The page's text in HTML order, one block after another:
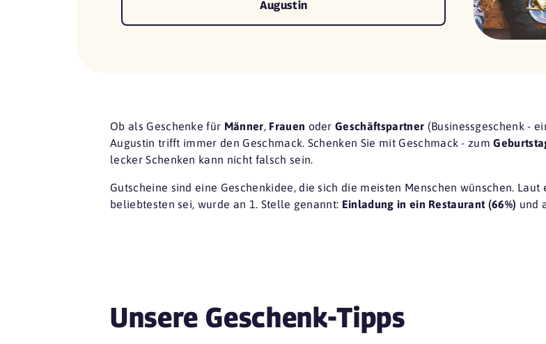
Augustin
Ob als Geschenke für Männer, Frauen oderGeschäftspartner (Businessgeschenk -
Augustin trifft immer den Geschmack. Schenken Sie mit Geschmack - zum
lecker Schenken kann nicht falsch sein.
Gutscheine sind eine Geschenkidee, die sich die meisten Menschen wünschen. Laut
beliebtesten sei, wurde an 1. Stelle genannt: Einladung in ein Restaurant (66%) und
Unsere Geschenk-Tipps